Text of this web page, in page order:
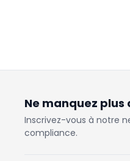
Ne manquez
Inscrivez-vous à notre
compliance.